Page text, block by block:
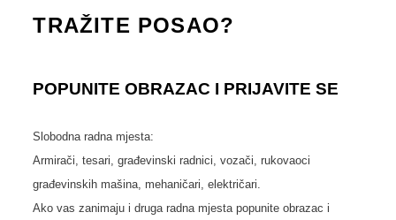
TRAŽITE POSAO?
POPUNITE OBRAZAC I PRIJAVITE SE
Slobodna radna mjesta:
Armirači, tesari, građevinski radnici,vozači, rukovaoci
građevinskih mašina, mehaničari, električari.
Ako vas zanimaju i druga radna mjestapopunite obrazac i